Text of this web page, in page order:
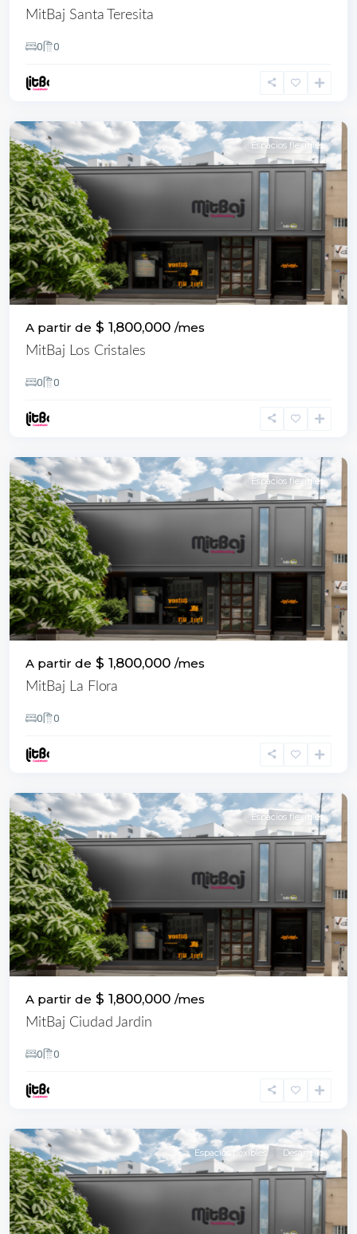
MitBaj Santa Teresita
0 0
Espacios flexibles
A partir de $ 1,800,000 /mes
MitBaj Los Cristales
0 0
Espacios flexibles
A partir de $ 1,800,000 /mes
MitBaj La Flora
0 0
Espacios flexibles
A partir de $ 1,800,000 /mes
MitBaj Ciudad Jardin
0 0
Espacios flexibles Desarrollo